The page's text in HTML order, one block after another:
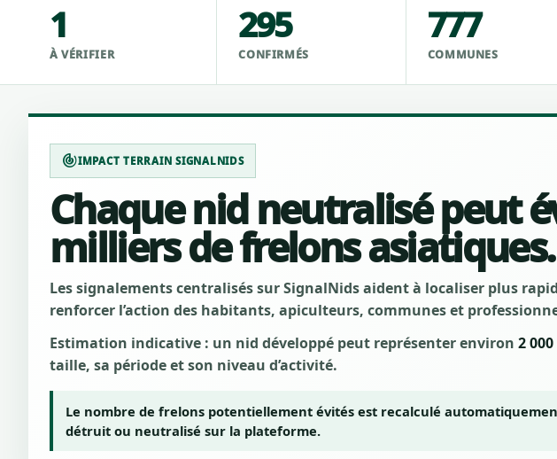
1
À VÉRIFIER
295
CONFIRMÉS
777
COMMUNES
track_changesIMPACT TERRAIN SIGNALNIDS
Chaque nid neutralisé peut
milliers de frelons asiatiques.
Les signalements centralisés sur SignalNids aident à localiser plus
renforcer l’action des habitants, apiculteurs, communes et
Estimation indicative : un nid développé peut représenter environ 2
taille, sa période et son niveau d’activité.
Le nombre de frelons potentiellement évités est recalculé
détruit ou neutralisé sur la plateforme.